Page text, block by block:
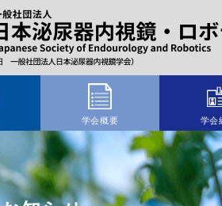
学会概要 学会